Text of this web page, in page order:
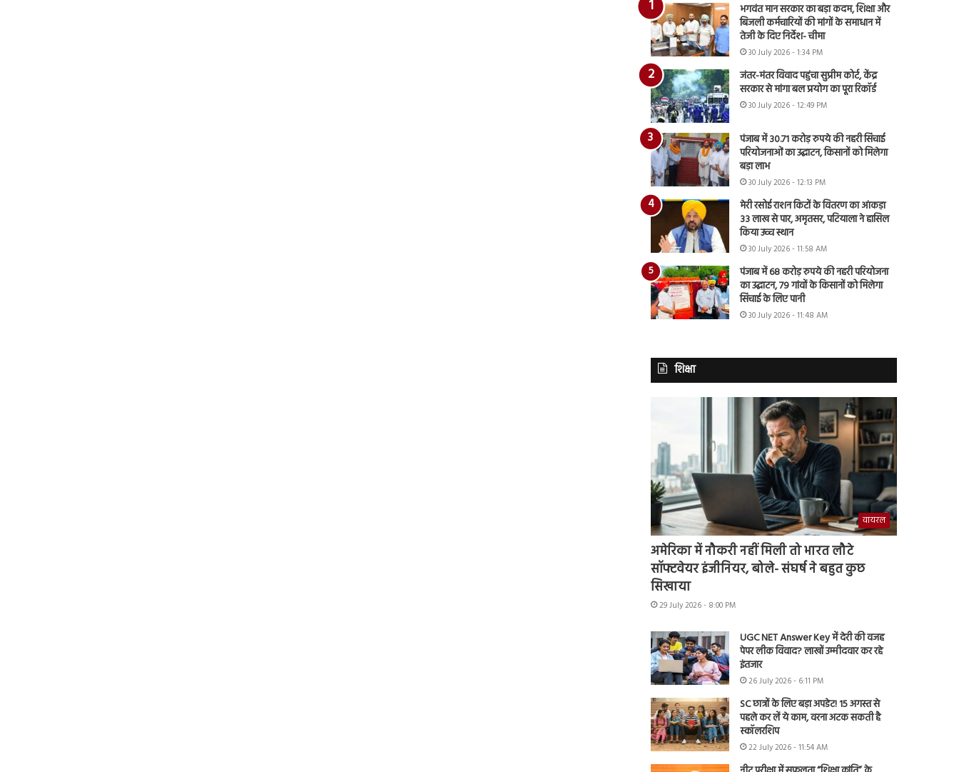
भगवंत मान सरकार का बड़ा कदम, शिक्षा और
बिजली कर्मचारियों की मांगों के समाधान में
तेजी के दिए निर्देश- चीमा
30 July 2026 - 1:34 PM
जंतर-मंतर विवाद पहुंचा सुप्रीम कोर्ट, केंद्र
सरकार से मांगा बल प्रयोग का पूरा रिकॉर्ड
30 July 2026 - 12:49 PM
पंजाब में 30.71 करोड़ रुपये की नहरी सिंचाई
परियोजनाओं का उद्घाटन, किसानों को मिलेगा
बड़ा लाभ
30 July 2026 - 12:13 PM
मेरी रसोई राशन किटों के वितरण का आंकड़ा
33 लाख से पार, अमृतसर, पटियाला ने हासिल
किया उच्च स्थान
30 July 2026 - 11:58 AM
पंजाब में 68 करोड़ रुपये की नहरी परियोजना
का उद्घाटन, 79 गांवों के किसानों को मिलेगा
सिंचाई के लिए पानी
30 July 2026 - 11:48 AM
शिक्षा
वायरल
अमेरिका में नौकरी नहीं मिली तो भारत लौटे
सॉफ्टवेयर इंजीनियर, बोले- संघर्ष ने बहुत कुछ
सिखाया
29 July 2026 - 8:00 PM
UGC NET Answer Key में देरी की वजह
पेपर लीक विवाद? लाखों उम्मीदवार कर रहे
इंतजार
26 July 2026 - 6:11 PM
SC छात्रों के लिए बड़ा अपडेट! 15 अगस्त से
पहले कर लें ये काम, वरना अटक सकती है
स्कॉलरशिप
22 July 2026 - 11:54 AM